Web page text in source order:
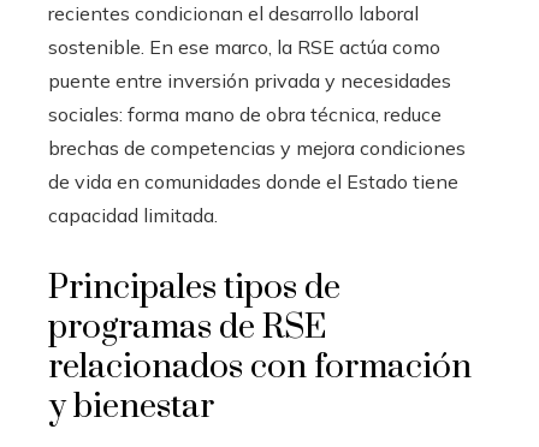
recientes condicionan el desarrollo laboral
sostenible. En ese marco, la RSE actúa como
puente entre inversión privada y necesidades
sociales: forma mano de obra técnica, reduce
brechas de competencias y mejora condiciones
de vida en comunidades donde el Estado tiene
capacidad limitada.
Principales tipos de
programas de RSE
relacionados con formación
y bienestar